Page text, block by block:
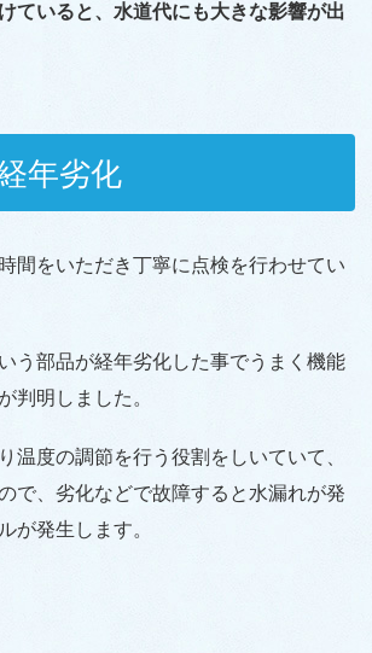
ていると、水道代にも大きな影響が出
年劣化
間をいただき丁寧に点検を行わせてい
う部品が経年劣化した事でうまく機能
判明しました。
温度の調節を行う役割をしいていて、
で、劣化などで故障すると水漏れが発
が発生します。